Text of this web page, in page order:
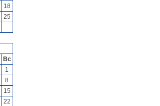
18
25
Вс
1
8
15
22